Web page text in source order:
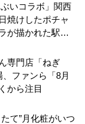
いコラボ」関西
焼けしたポチャ
が描かれた駅弁
専門店「ねぎ
ファンら「8月
から注目
て”月化粧がいつ